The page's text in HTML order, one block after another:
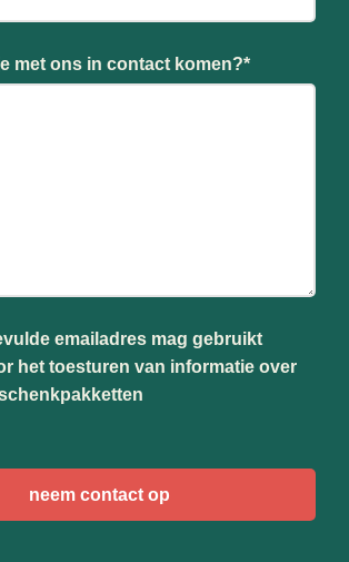
met ons in contact komen?*
emailadres mag gebruikt
het toesturen van informatie over